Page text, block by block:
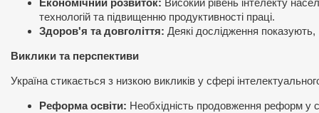
Економічний розвиток: Високий рівень інтелекту
технологій та підвищенню продуктивності праці.
Здоров'я та довголіття: Деякі дослідження
Виклики та перспективи
Україна стикається з низкою викликів у сфері
Реформа освіти: Необхідність продовження реформ у